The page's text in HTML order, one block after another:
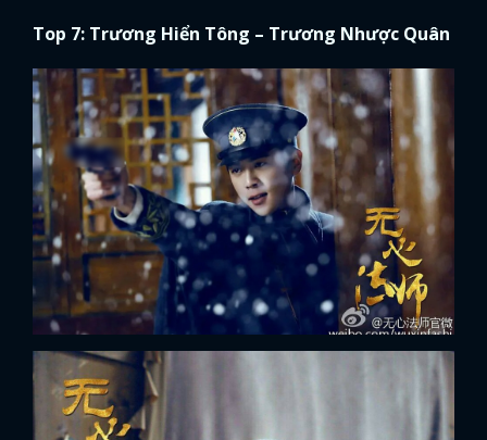
Top 7: Trương Hiển Tông – Trương Nhược Quân